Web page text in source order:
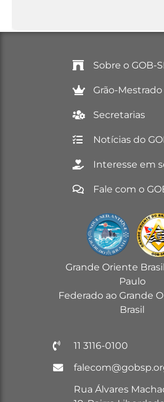
Sobre o GOB-
Grão-Mestrado
Secretarias
Notícias do
Interesse em
Fale com o
Grande Oriente
Paulo
Federado ao Grande
Brasil
11 3116-0100
Rua Álvares